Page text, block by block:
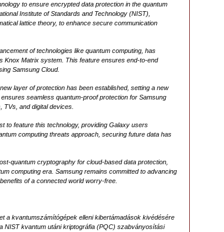
to ensure encrypted data protection in the quantum
Institute of Standards and Technology (NIST),
lattice theory, to enhance secure communication
of technologies like quantum computing, has
Knox Matrix system. This feature ensures end-to-end
Samsung Cloud.
layer of protection has been established, setting a new
seamless quantum-proof protection for Samsung
and digital devices.
to feature this technology, providing Galaxy users
computing threats approach, securing future data has
quantum cryptography for cloud-based data protection,
computing era. Samsung remains committed to advancing
of a connected world worry-free.
a kvantumszámítógépek elleni kibertámadások kivédésére
kvantum utáni kriptográfia (PQC) szabványosítási